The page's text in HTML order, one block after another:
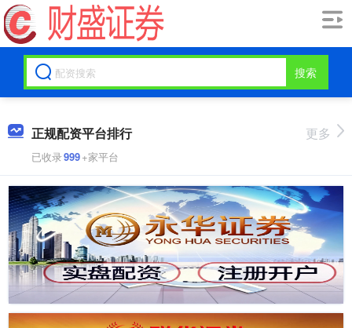
搜索
正规配资平台排行
已收录999+家平台
更多